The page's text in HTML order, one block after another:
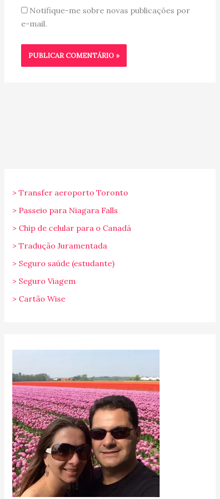
Notifique-me sobre novas publicações por
e-mail.
> Transfer aeroporto Toronto
> Passeio para Niagara Falls
> Chip de celular para o Canadá
> Tradução Juramentada
> Seguro saúde (estudante)
> Seguro Viagem
> Cartão Wise